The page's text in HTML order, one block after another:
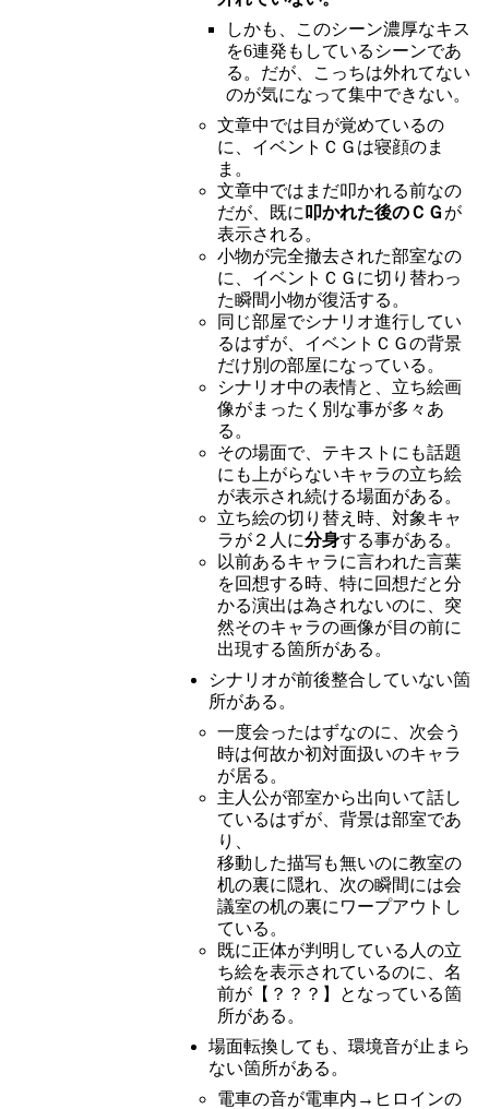
しかも、このシーン濃厚なキス
を6連発もしているシーンであ
る。だが、こっちは外れてない
のが気になって集中できない。
文章中では目が覚めているの
に、イベントＣＧは寝顔のま
ま。
文章中ではまだ叩かれる前なの
だが、既に 叩かれた後のＣＧ が
表示される。
小物が完全撤去された部室なの
に、イベントＣＧに切り替わっ
た瞬間小物が復活する。
同じ部屋でシナリオ進行してい
るはずが、イベントＣＧの背景
だけ別の部屋になっている。
シナリオ中の表情と、立ち絵画
像がまったく別な事が多々あ
る。
その場面で、テキストにも話題
にも上がらないキャラの立ち絵
が表示され続ける場面がある。
立ち絵の切り替え時、対象キャ
ラが２人に分身する事がある。
以前あるキャラに言われた言葉
を回想する時、特に回想だと分
かる演出は為されないのに、突
然そのキャラの画像が目の前に
出現する箇所がある。
シナリオが前後整合していない箇
所がある。
一度会ったはずなのに、次会う
時は何故か初対面扱いのキャラ
が居る。
主人公が部室から出向いて話し
ているはずが、背景は部室であ
り、
移動した描写も無いのに教室の
机の裏に隠れ、次の瞬間には会
議室の机の裏にワープアウトし
ている。
既に正体が判明している人の立
ち絵を表示されているのに、名
前が【？？？】となっている箇
所がある。
場面転換しても、環境音が止まら
ない箇所がある。
電車の音が電車内→ヒロインの